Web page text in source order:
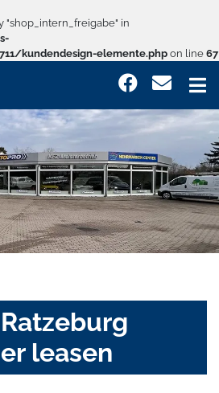
"shop_intern_freigabe" in
kundendesign-elemente.php on line 67
leasen